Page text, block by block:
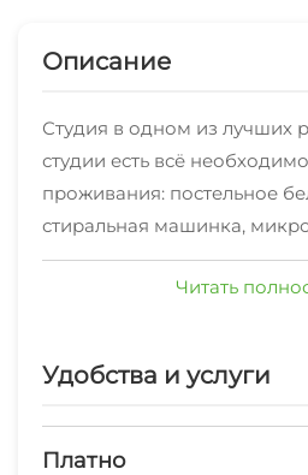
Описание
Студия в одном из лучших
студии есть всё
проживания: постельное
стиральная машинка,
индивидуальное
во дворе. Лицам не
сдается для празднования
цены увеличены, уточняйте.
Читать
Удобства и услуги
Платно